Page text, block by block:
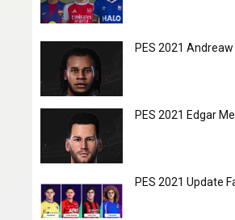
PES 2021
PES 2021 Edgar
PES 2021 Update